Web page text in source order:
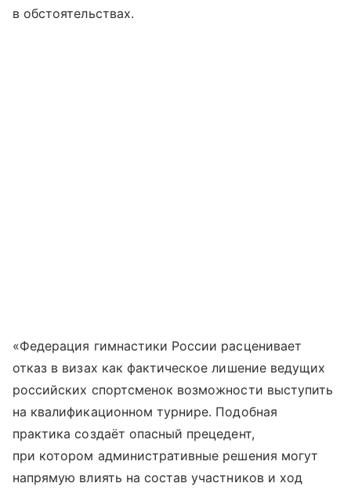
в обстоятельствах.
«Федерация гимнастики России расценивает
отказ в визах как фактическое лишение ведущих
российских спортсменок возможности выступить
на квалификационном турнире. Подобная
практика создаёт опасный прецедент,
при котором административные решения могут
напрямую влиять на состав участников и ход